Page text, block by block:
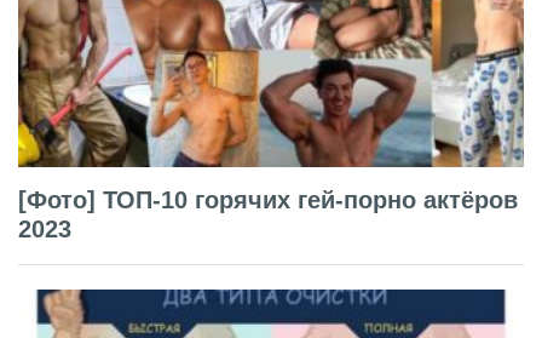
[Фото] ТОП-10 горячих гей-порно актёров
2023